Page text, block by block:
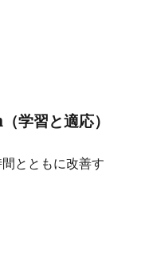
習と適応）
とともに改善す